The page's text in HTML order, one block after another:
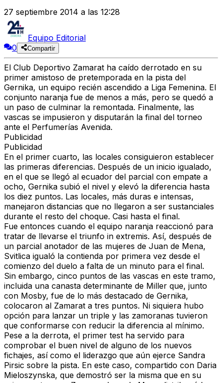
27 septiembre 2014 a las 12:28
Equipo Editorial
0
Compartir
El Club Deportivo Zamarat ha caído derrotado en su
primer amistoso de pretemporada en la pista del
Gernika, un equipo recién ascendido a Liga Femenina. El
conjunto naranja fue de menos a más, pero se quedó a
un paso de culminar la remontada. Finalmente, las
vascas se impusieron y disputarán la final del torneo
ante el Perfumerías Avenida.
Publicidad
Publicidad
En el primer cuarto, las locales consiguieron establecer
las primeras diferencias. Después de un inicio igualado,
en el que se llegó al ecuador del parcial con empate a
ocho, Gernika subió el nivel y elevó la diferencia hasta
los diez puntos. Las locales, más duras e intensas,
manejaron distancias que no llegaron a ser sustanciales
durante el resto del choque. Casi hasta el final.
Fue entonces cuando el equipo naranja reaccionó para
tratar de llevarse el triunfo in extremis. Así, después de
un parcial anotador de las mujeres de Juan de Mena,
Svitlica igualó la contienda por primera vez desde el
comienzo del duelo a falta de un minuto para el final.
Sin embargo, cinco puntos de las vascas en este tramo,
incluida una canasta determinante de Miller que, junto
con Mosby, fue de lo más destacado de Gernika,
colocaron al Zamarat a tres puntos. Ni siquiera hubo
opción para lanzar un triple y las zamoranas tuvieron
que conformarse con reducir la diferencia al mínimo.
Pese a la derrota, el primer test ha servido para
comprobar el buen nivel de alguno de los nuevos
fichajes, así como el liderazgo que aún ejerce Sandra
Pirsic sobre la pista. En este caso, compartido con Daria
Mieloszynska, que demostró ser la misma que en su